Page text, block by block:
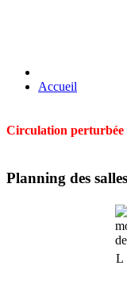
Accueil
Circulation perturbée
Planning des salles
L